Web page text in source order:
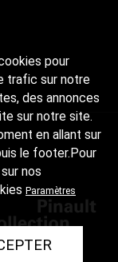
pour
trafic sur notre
des annonces
sur notre site.
en allant sur
le footer.Pour
nos
Paramètres